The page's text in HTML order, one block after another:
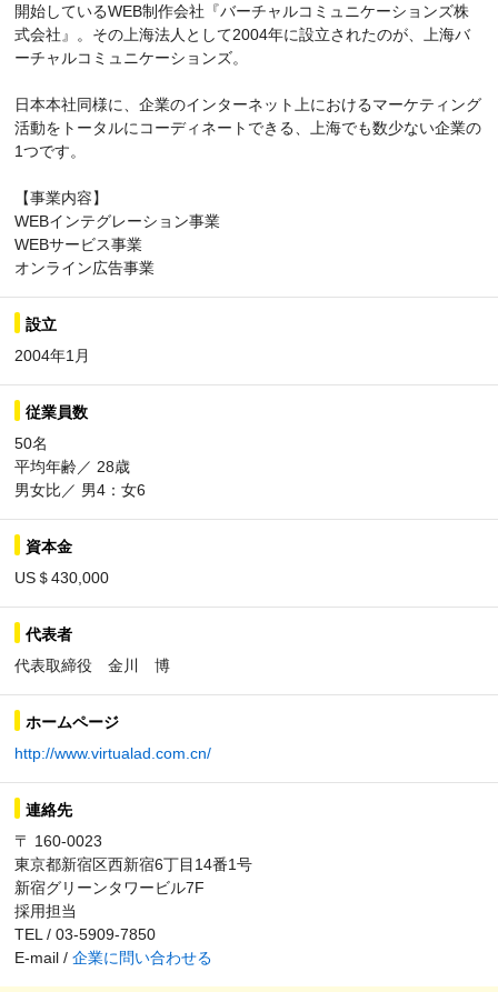
開始しているWEB制作会社『バーチャルコミュニケーションズ株
式会社』。その上海法人として2004年に設立されたのが、上海バ
ーチャルコミュニケーションズ。
日本本社同様に、企業のインターネット上におけるマーケティング
活動をトータルにコーディネートできる、上海でも数少ない企業の
1つです。
【事業内容】
WEBインテグレーション事業
WEBサービス事業
オンライン広告事業
設立
2004年1月
従業員数
50名
平均年齢／ 28歳
男女比／ 男4：女6
資本金
US＄430,000
代表者
代表取締役 金川 博
ホームページ
http://www.virtualad.com.cn/
連絡先
〒 160-0023
東京都新宿区西新宿6丁目14番1号
新宿グリーンタワービル7F
採用担当
TEL / 03-5909-7850
E-mail / 企業に問い合わせる